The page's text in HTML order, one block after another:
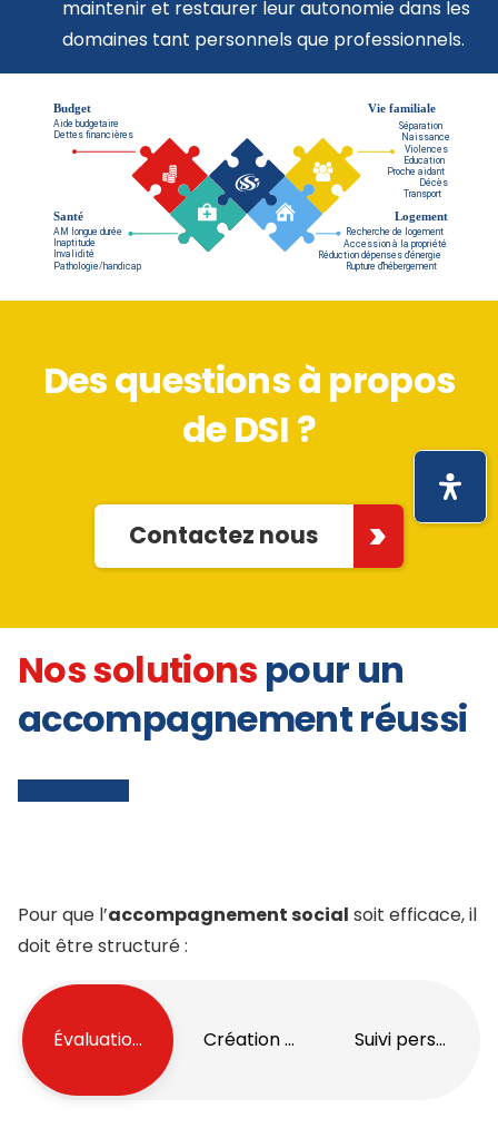
maintenir et restaurer leur autonomie dans les
domaines tant personnels que professionnels.
Des questions à propos
de DSI ?
Contactez nous
Nos solutions pour un
accompagnement réussi
Pour que l’accompagnement social soit efficace, il
doit être structuré :
Évaluation des besoinsCréation d’un plan d’actions
Suivi